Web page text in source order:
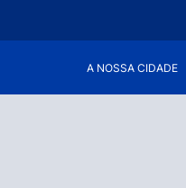
A NOSSA CIDADE